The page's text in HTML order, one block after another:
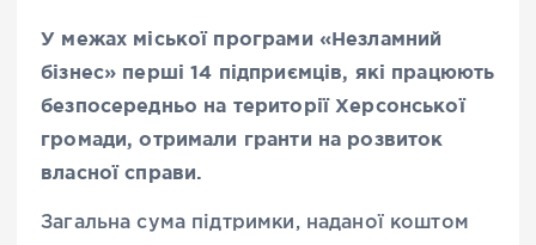
У межах міської програми «Незламний
бізнес» перші 14 підприємців, які працюють
безпосередньо на території Херсонської
громади, отримали гранти на розвиток
власної справи.
Загальна сума підтримки, наданої коштом